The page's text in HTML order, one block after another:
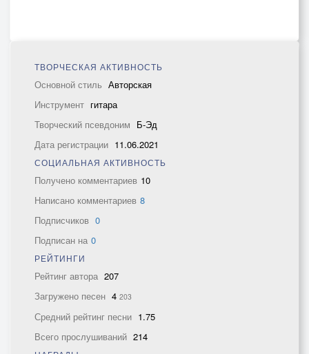
ТВОРЧЕСКАЯ АКТИВНОСТЬ
Основной стиль Авторская
Инструмент гитара
Творческий псевдоним Б-Эд
Дата регистрации 11.06.2021
СОЦИАЛЬНАЯ АКТИВНОСТЬ
Получено комментариев 10
Написано комментариев 8
Подписчиков 0
Подписан на 0
РЕЙТИНГИ
Рейтинг автора 207
Загружено песен 4 203
Средний рейтинг песни 1.75
Всего прослушиваний 214